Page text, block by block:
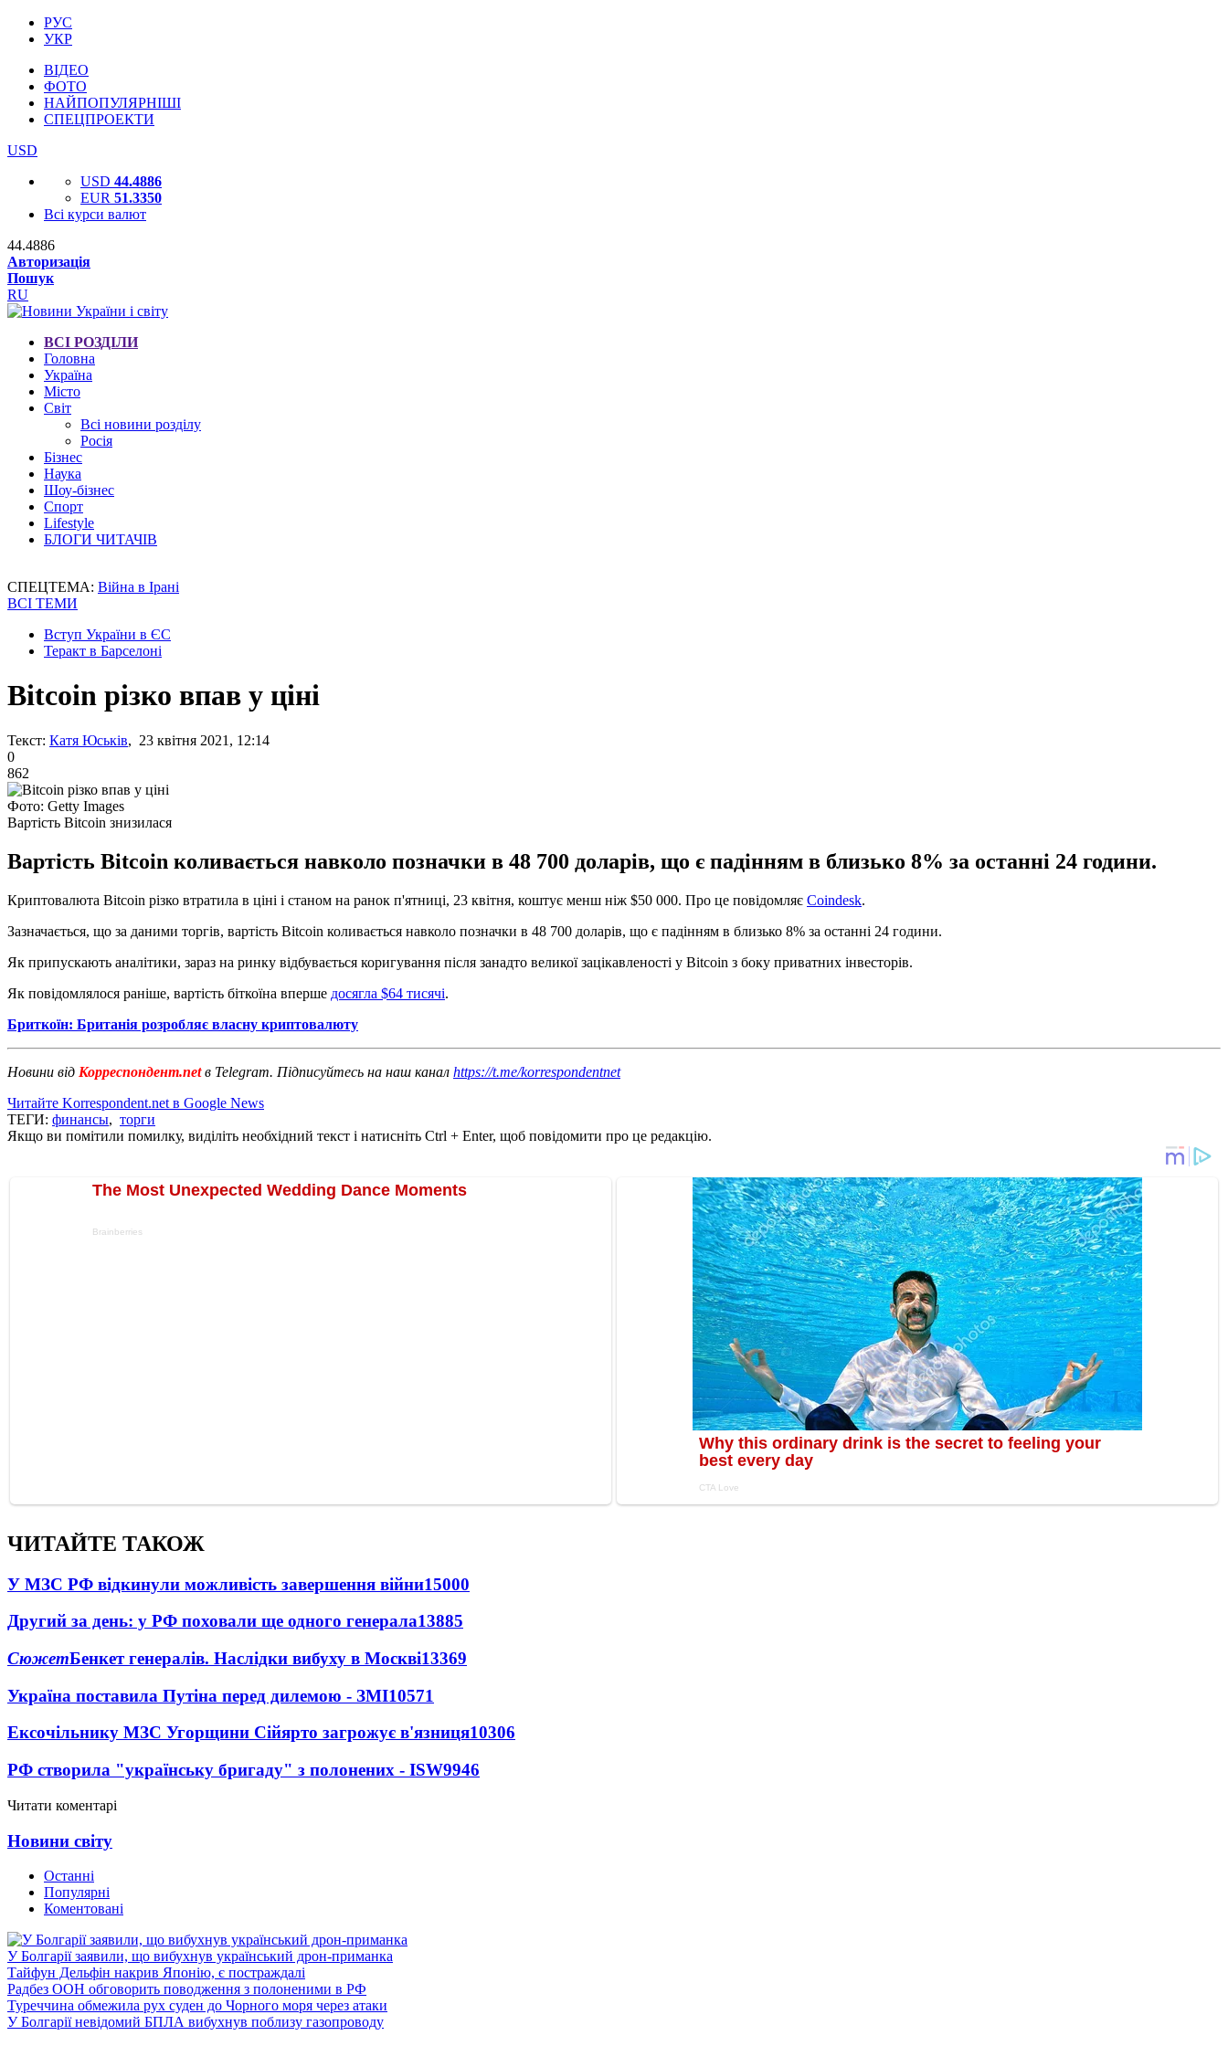
РУС
УКР
ВІДЕО
ФОТО
НАЙПОПУЛЯРНІШІ
СПЕЦПРОЕКТИ
USD
USD 44.4886
EUR 51.3350
Всі курси валют
44.4886
Авторизація
Пошук
RU
ВСІ РОЗДІЛИ
Головна
Україна
Місто
Світ
Всі новини розділу
Росія
Бізнес
Наука
Шоу-бізнес
Спорт
Lifestyle
БЛОГИ ЧИТАЧІВ
СПЕЦТЕМА: Війна в Ірані
ВСІ ТЕМИ
Вступ України в ЄС
Теракт в Барселоні
Bitcoin різко впав у ціні
Текст: Катя Юськів, 23 квітня 2021, 12:14
0
862
Фото: Getty Images
Вартість Bitcoin знизилася
Вартість Bitcoin коливається навколо позначки в 48 700 доларів, що є падінням в близько 8% за останні 24 години.
Криптовалюта Bitcoin різко втратила в ціні і станом на ранок п'ятниці, 23 квітня, коштує менш ніж $50 000. Про це повідомляє Coindesk.
Зазначається, що за даними торгів, вартість Bitcoin коливається навколо позначки в 48 700 доларів, що є падінням в близько 8% за останні 24 години.
Як припускають аналітики, зараз на ринку відбувається коригування після занадто великої зацікавленості у Bitcoin з боку приватних інвесторів.
Як повідомлялося раніше, вартість біткоїна вперше досягла $64 тисячі.
Бриткоїн: Британія розробляє власну криптовалюту
Новини від Корреспондент.netв Telegram. Підписуйтесь на наш канал https://t.me/korrespondentnet
Читайте Korrespondent.net в Google News
ТЕГИ: финансы, торги
Якщо ви помітили помилку, виділіть необхідний текст і натисніть Ctrl + Enter, щоб повідомити про це редакцію.
ЧИТАЙТЕ ТАКОЖ
У МЗС РФ відкинули можливість завершення війни15000
Другий за день: у РФ поховали ще одного генерала13885
СюжетБенкет генералів. Наслідки вибуху в Москві13369
Україна поставила Путіна перед дилемою - ЗМІ10571
Ексочільнику МЗС Угорщини Сійярто загрожує в'язниця10306
РФ створила "українську бригаду" з полонених - ISW9946
Читати коментарі
Новини світу
Останні
Популярні
Коментовані
У Болгарії заявили, що вибухнув український дрон-приманка
Тайфун Дельфін накрив Японію, є постраждалі
Радбез ООН обговорить поводження з полоненими в РФ
Туреччина обмежила рух суден до Чорного моря через атаки
У Болгарії невідомий БПЛА вибухнув поблизу газопроводу